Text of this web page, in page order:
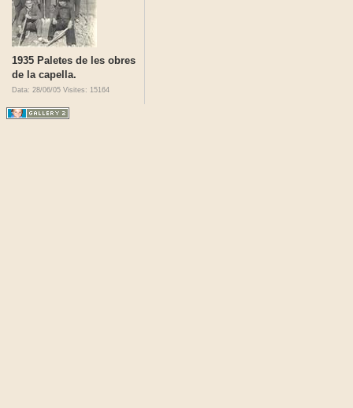
1935 Paletes de les obres
de la capella.
Data: 28/06/05 Visites: 15164